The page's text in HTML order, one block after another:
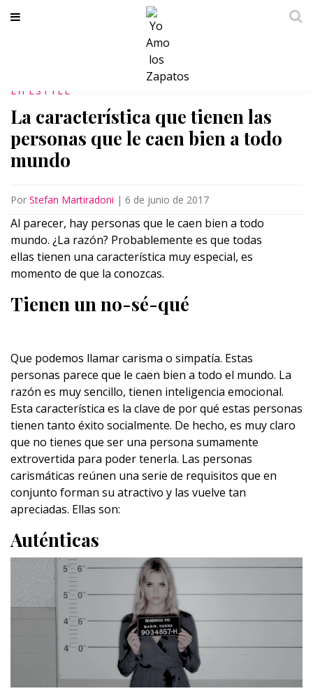
LIFESTYLE
La característica que tienen las
personas que le caen bien a todo
mundo
Por Stefan Martiradoni | 6 de junio de 2017
Al parecer, hay personas que le caen bien a todo
mundo. ¿La razón? Probablemente es que todas
ellas tienen una característica muy especial, es
momento de que la conozcas.
Tienen un no-sé-qué
Que podemos llamar carisma o simpatía. Estas
personas parece que le caen bien a todo el mundo. La
razón es muy sencillo, tienen inteligencia emocional.
Esta característica es la clave de por qué estas personas
tienen tanto éxito socialmente. De hecho, es muy claro
que no tienes que ser una persona sumamente
extrovertida para poder tenerla. Las personas
carismáticas reúnen una serie de requisitos que en
conjunto forman su atractivo y las vuelve tan
apreciadas. Ellas son:
Auténticas